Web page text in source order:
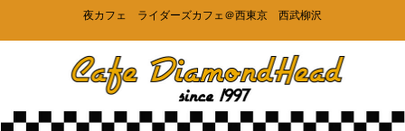
夜カフェ ライダーズカフェ＠西東京 西武柳沢